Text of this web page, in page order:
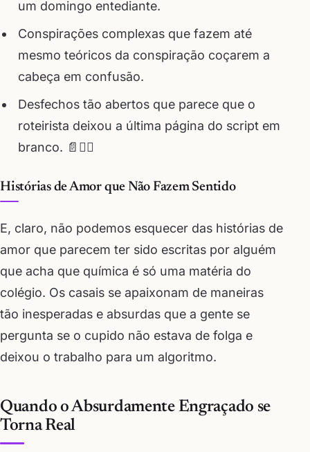
um domingo entediante.
Conspirações complexas que fazem até
mesmo teóricos da conspiração coçarem a
cabeça em confusão.
Desfechos tão abertos que parece que o
roteirista deixou a última página do script em
branco. 📄🤷‍♂️
Histórias de Amor que Não Fazem Sentido
E, claro, não podemos esquecer das histórias de
amor que parecem ter sido escritas por alguém
que acha que química é só uma matéria do
colégio. Os casais se apaixonam de maneiras
tão inesperadas e absurdas que a gente se
pergunta se o cupido não estava de folga e
deixou o trabalho para um algoritmo.
Quando o Absurdamente Engraçado se
Torna Real